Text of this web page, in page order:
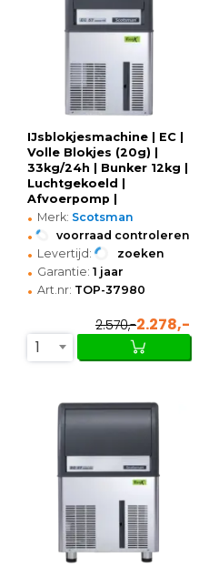
IJsblokjesmachine | EC |
Volle Blokjes (20g) |
33kg/24h | Bunker 12kg |
Luchtgekoeld |
Afvoerpomp |
386x600x695(h)mm
• Merk: Scotsman
• voorraad controleren
• Levertijd: zoeken
• Garantie: 1 jaar
• Art.nr: TOP-37980
2.570,-2.278,-
1